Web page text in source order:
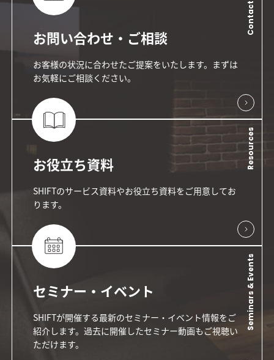
お問い合わせ・ご相談
お客様の状況に合わせたご提案をいたします。まずは
お気軽にご相談ください。
Contact
お役立ち資料
SHIFTのサービス資料やお役立ち資料をご用意してお
ります。
Resources
セミナー・イベント
SHIFTが開催する最新のセミナー・イベント情報をご
紹介します。過去に開催したセミナー動画もご視聴い
ただけます。
Seminars & Events